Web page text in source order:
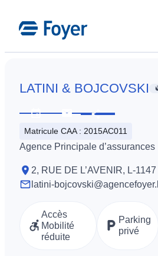
LATINI & BOJCOVSKI
les
horaires
nous
Partager
Matricule CAA : 2015AC011
Agence Principale d’assurances
2, RUE DE L’AVENIR, L-
latini-
Accès
Mobilité
réduite
Parking
privé